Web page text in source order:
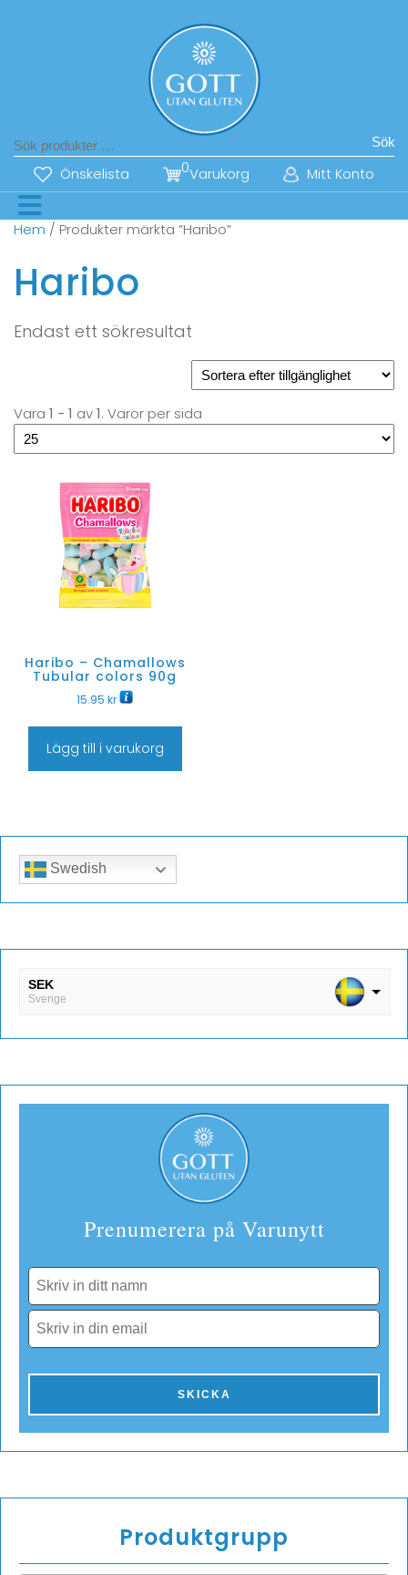
Sök
Önskelista Varukorg
0 Mitt Konto
Hem / Produkter märkta ”Haribo”
Haribo
Endast ett sökresultat
Vara 1 - 1 av1. Varor per sida
Haribo – Chamallows
Tubular colors 90g
15.95kr
Lägg till i varukorg
Swedish
SEK
Sverige
DKK
EUR
Prenumerera på Varunytt
Produktgrupp